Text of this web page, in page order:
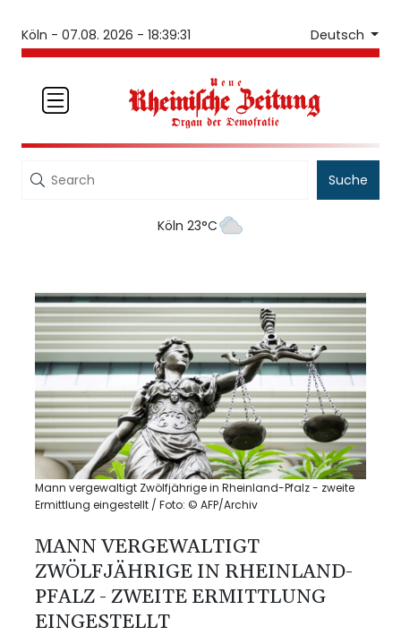
Köln - 07.08. 2026 - 18:39:31 Deutsch
Suche
Köln 23°C
Mann vergewaltigt Zwölfjährige in Rheinland-Pfalz - zweite
Ermittlung eingestellt / Foto: © AFP/Archiv
MANN VERGEWALTIGT
ZWÖLFJÄHRIGE IN RHEINLAND-
PFALZ - ZWEITE ERMITTLUNG
EINGESTELLT